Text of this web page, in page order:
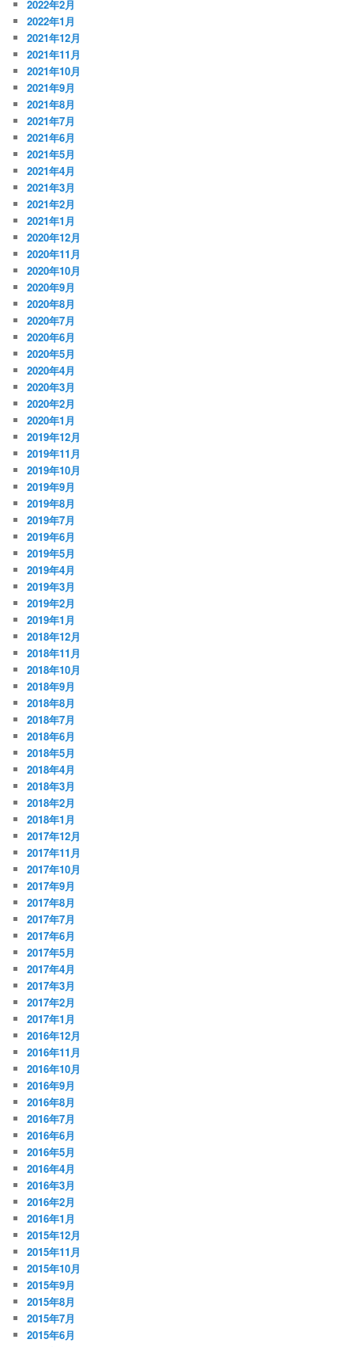
2022年2月
2022年1月
2021年12月
2021年11月
2021年10月
2021年9月
2021年8月
2021年7月
2021年6月
2021年5月
2021年4月
2021年3月
2021年2月
2021年1月
2020年12月
2020年11月
2020年10月
2020年9月
2020年8月
2020年7月
2020年6月
2020年5月
2020年4月
2020年3月
2020年2月
2020年1月
2019年12月
2019年11月
2019年10月
2019年9月
2019年8月
2019年7月
2019年6月
2019年5月
2019年4月
2019年3月
2019年2月
2019年1月
2018年12月
2018年11月
2018年10月
2018年9月
2018年8月
2018年7月
2018年6月
2018年5月
2018年4月
2018年3月
2018年2月
2018年1月
2017年12月
2017年11月
2017年10月
2017年9月
2017年8月
2017年7月
2017年6月
2017年5月
2017年4月
2017年3月
2017年2月
2017年1月
2016年12月
2016年11月
2016年10月
2016年9月
2016年8月
2016年7月
2016年6月
2016年5月
2016年4月
2016年3月
2016年2月
2016年1月
2015年12月
2015年11月
2015年10月
2015年9月
2015年8月
2015年7月
2015年6月